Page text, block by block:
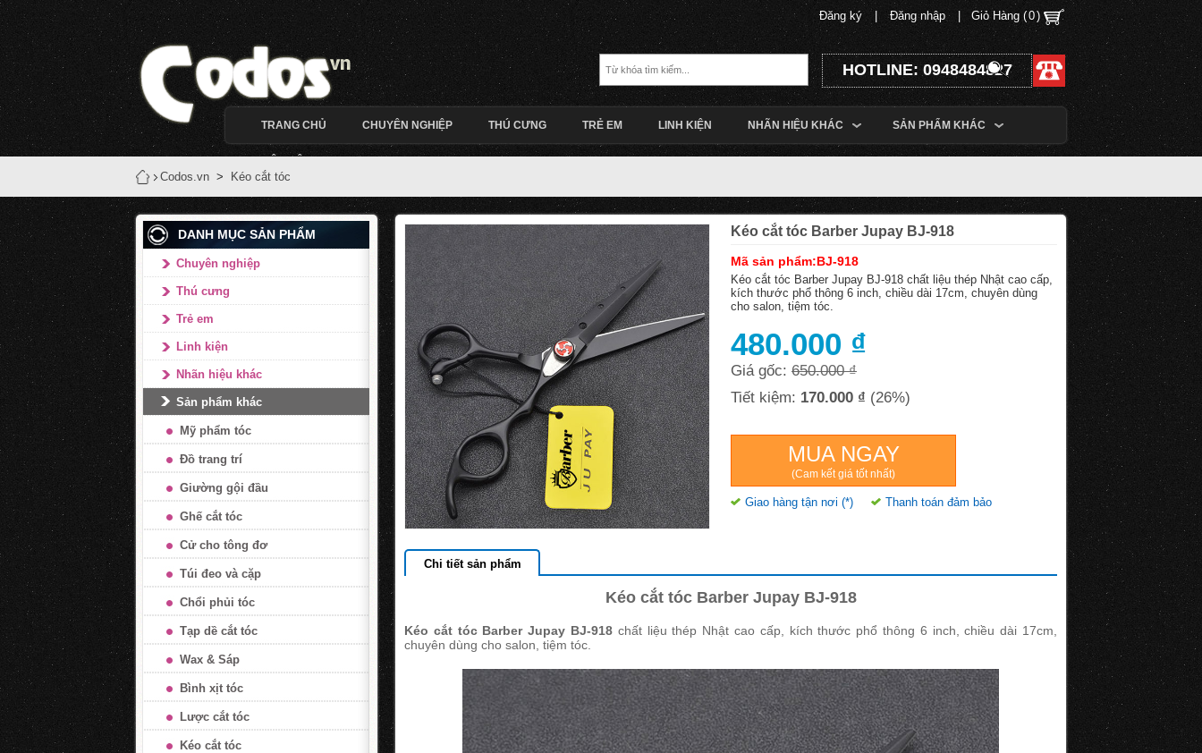
Giỏ Hàng (0)
Đăng ký Đăng nhập
HOTLINE: 0948484827
TRANG CHỦ CHUYÊN NGHIỆP THÚ CƯNG TRẺ EM LINH KIỆN NHÃN HIỆU KHÁC SẢN PHẨM KHÁC
Codos.vn > Kéo cắt tóc
DANH MỤC SẢN PHẨM
Chuyên nghiệp
Thú cưng
Trẻ em
Linh kiện
Nhãn hiệu khác
Sản phẩm khác
Mỹ phẩm tóc
Đồ trang trí
Giường gội đầu
Ghế cắt tóc
Cử cho tông đơ
Túi đeo và cặp
Chổi phủi tóc
Tạp dề cắt tóc
Wax & Sáp
Bình xịt tóc
Lược cắt tóc
Kéo cắt tóc
Kéo cắt tóc Barber Jupay BJ-918
Mã sản phẩm:BJ-918
Kéo cắt tóc Barber Jupay BJ-918 chất liệu thép Nhật cao cấp,
kích thước phổ thông 6 inch, chiều dài 17cm, chuyên dùng
cho salon, tiệm tóc.
480.000 ₫
Giá gốc: 650.000 ₫
Tiết kiệm: 170.000 ₫ (26%)
MUA NGAY
(Cam kết giá tốt nhất)
Giao hàng tận nơi (*) Thanh toán đảm bảo
Chi tiết sản phẩm
Kéo cắt tóc Barber Jupay BJ-918
Kéo cắt tóc Barber Jupay BJ-918 chất liệu thép Nhật cao cấp, kích thước phổ thông 6 inch, chiều dài 17cm,
chuyên dùng cho salon, tiệm tóc.